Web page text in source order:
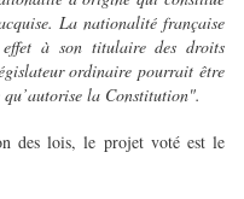
La nationalité française
à son titulaire des droits
ordinaire pourrait être
qu’autorise la Constitution".
des lois, le projet voté est le